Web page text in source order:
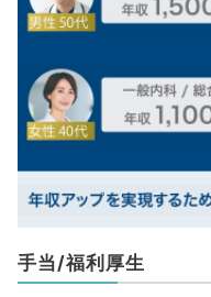
手当/福利厚生